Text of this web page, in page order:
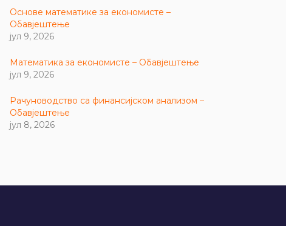
Основе математике за економисте –
Обавјештење
јул 9, 2026
Математика за економисте – Обавјештење
јул 9, 2026
Рачуноводство са финансијском анализом –
Обавјештење
јул 8, 2026